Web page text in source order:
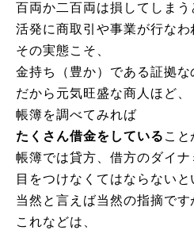
百両か二百両は損してしまう
活発に商取引や事業が行なわ
その実態こそ、
金持ち（豊か）である証拠な
だから元気旺盛な商人ほど、
帳簿を調べてみれば
たくさん借金をしている こと
帳簿では貸方、借方のダイナ
目をつけなくてはならないと
当然と言えば当然の指摘です
これなどは、